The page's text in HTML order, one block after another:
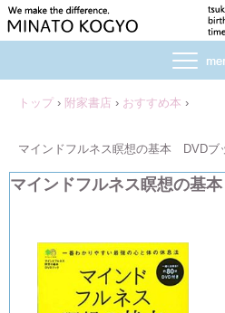
トップ › 附家書店 › おすすめ本 ›
マインドフルネス瞑想の基本 DVDブ
マインドフルネス瞑想の基